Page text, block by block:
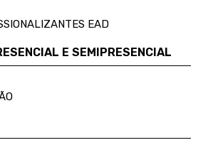
EAD
E SEMIPRESENCIAL